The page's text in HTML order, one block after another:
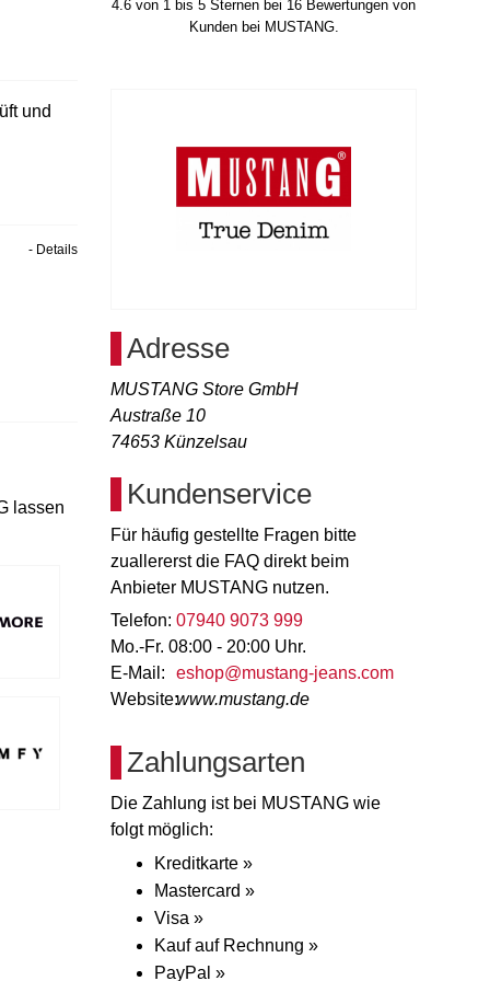
und
- Details
lassen
4.6 von 1 bis 5 Sternen bei 16 Bewertungen von
Kunden bei MUSTANG.
Adresse
MUSTANG Store GmbH
Austraße 10
74653 Künzelsau
Kundenservice
Für häufig gestellte Fragen bitte
zuallererst die FAQ direkt beim
Anbieter MUSTANG nutzen.
Telefon: 07940 9073 999
Mo.-Fr. 08:00 - 20:00 Uhr.
E-Mail:
eshop@mustang-jeans.com
Website:www.mustang.de
Zahlungsarten
Die Zahlung ist bei MUSTANG wie
folgt möglich:
Kreditkarte »
Mastercard »
Visa »
Kauf auf Rechnung »
PayPal »